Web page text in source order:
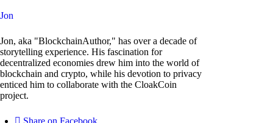
Jon
Jon, aka "BlockchainAuthor," has over a decade of
storytelling experience. His fascination for
decentralized economies drew him into the world of
blockchain and crypto, while his devotion to privacy
enticed him to collaborate with the CloakCoin
project.
Share on Facebook